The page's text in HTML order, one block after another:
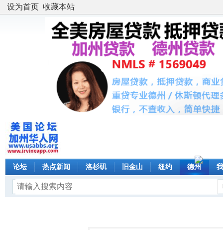
设为首页 收藏本站
论坛 热点新闻 洛杉矶 旧金山 纽约 德州